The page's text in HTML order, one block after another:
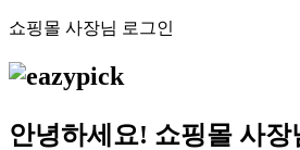
쇼핑몰 사장님 로그인
안녕하세요! 쇼핑몰 사장